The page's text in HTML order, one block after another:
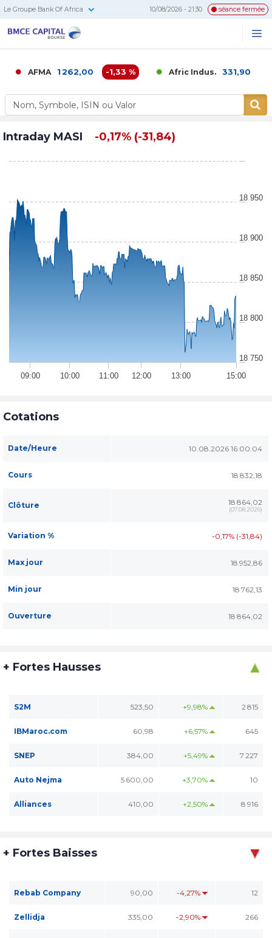
Le Groupe Bank Of Africa 10/08/2026 - 21:30 séance fermée
AFMA 1 262,00 -1,33 % Afric Indus. 331,90 0,02
Intraday MASI -0,17% (-31,84)
09:00 10:00 11:00 12:00 13:00 15:00
18 750
18 800
18 850
18 900
18 950
Cotations
Date/Heure 10.08.2026 16:00:04
Cours 18 832,18
Clôture 18 864,02
(07.08.2026)
Variation % -0,17% (-31,84)
Max jour 18 952,86
Min jour 18 762,13
Ouverture 18 864,02
+ Fortes Hausses
S2M 523,50 +9,98% 2 815
IBMaroc.com 60,98 +6,57% 645
SNEP 384,00 +5,49% 7 227
Auto Nejma 5 600,00 +3,70% 10
Alliances 410,00 +2,50% 8 916
+ Fortes Baisses
Rebab Company 90,00 -4,27% 12
Zellidja 335,00 -2,90% 266